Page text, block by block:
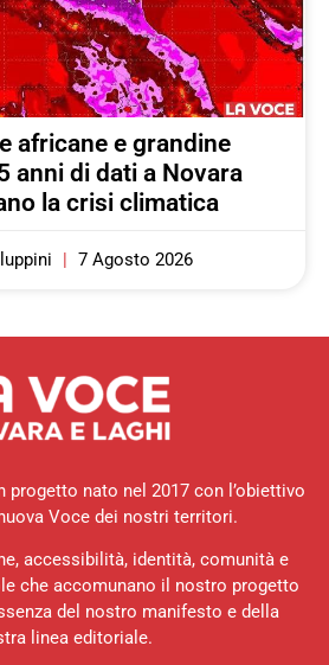
africane e grandine
anni di dati a Novara
la crisi climatica
7 Agosto 2026
progetto nato nel 2017 con l’obiettivo
Voce dei nostri territori.
accessibilità, identità, comunità e
che accomunano il nostro progetto
del nostro manifesto e della
linea editoriale.